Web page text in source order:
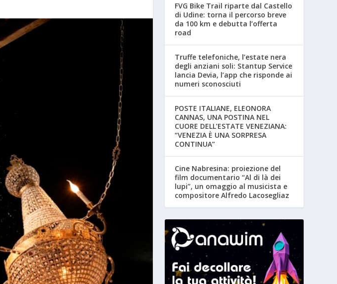
FVG Bike Trail riparte dal Castello
di Udine: torna il percorso breve
da 100 km e debutta l’offerta
road
Truffe telefoniche, l’estate nera
degli anziani soli: Stantup Service
lancia Devia, l’app che risponde ai
numeri sconosciuti
POSTE ITALIANE, ELEONORA
CANNAS, UNA POSTINA NEL
CUORE DELL’ESTATE VENEZIANA:
“VENEZIA È UNA SORPRESA
CONTINUA”
Cine Nabresina: proiezione del
film documentario “Al di là dei
lupi”, un omaggio al musicista e
compositore Alfredo Lacosegliaz